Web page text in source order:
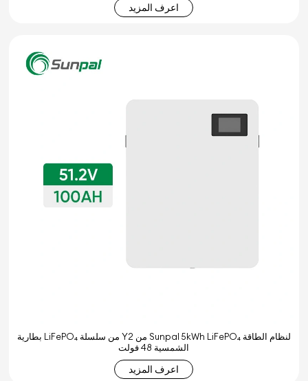
اعرف المزيد
بطارية LiFePO₄ من سلسلة Y2 من Sunpal 5kWh LiFePO₄ لنظام الطاقة
الشمسية 48 فولت
اعرف المزيد